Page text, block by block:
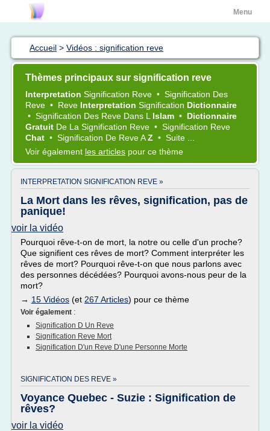
Menu
Accueil > Vidéos : signification reve
Thèmes principaux sur signification reve
Interpretation Signification Reve • Signification Des
Reve • Reve Interpretation Signification Dictionnaire
• Signification Des Reve Dans L Islam • Dictionnaire
Gratuit De La Signification Reve • Signification Reve
Chat • Signification De ReveAZ • Suite ...
Voir également les articles pour ce thème
INTERPRETATION SIGNIFICATION REVE »
La Mort dans les rêves, signification, pas de
panique!
voir la vidéo
Pourquoi rêve-t-on de mort, la notre ou celle d'un proche?
Que signifient ces rêves de mort? Comment interpréter les
rêves de mort? Pourquoi rêve-t-on que nous parlons avec
des personnes décédées? Pourquoi avons-nous peur de la
mort?
→ 15 Vidéos (et 267 Articles) pour ce thème
Voir également :
Signification D Un Reve
Signification Reve Mort
Signification D'un Reve D'une Personne Morte
SIGNIFICATION DES REVE »
Voyance Quebec - Suzie : Signification de
rêves?
voir la vidéo